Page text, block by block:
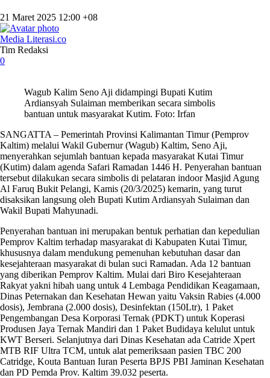
21 Maret 2025 12:00 +08
Media Literasi.co
Tim Redaksi
0
Wagub Kalim Seno Aji didampingi Bupati Kutim
Ardiansyah Sulaiman memberikan secara simbolis
bantuan untuk masyarakat Kutim. Foto: Irfan
SANGATTA – Pemerintah Provinsi Kalimantan Timur (Pemprov
Kaltim) melalui Wakil Gubernur (Wagub) Kaltim, Seno Aji,
menyerahkan sejumlah bantuan kepada masyarakat Kutai Timur
(Kutim) dalam agenda Safari Ramadan 1446 H. Penyerahan bantuan
tersebut dilakukan secara simbolis di pelataran indoor Masjid Agung
Al Faruq Bukit Pelangi, Kamis (20/3/2025) kemarin, yang turut
disaksikan langsung oleh Bupati Kutim Ardiansyah Sulaiman dan
Wakil Bupati Mahyunadi.
Penyerahan bantuan ini merupakan bentuk perhatian dan kepedulian
Pemprov Kaltim terhadap masyarakat di Kabupaten Kutai Timur,
khususnya dalam mendukung pemenuhan kebutuhan dasar dan
kesejahteraan masyarakat di bulan suci Ramadan. Ada 12 bantuan
yang diberikan Pemprov Kaltim. Mulai dari Biro Kesejahteraan
Rakyat yakni hibah uang untuk 4 Lembaga Pendidikan Keagamaan,
Dinas Peternakan dan Kesehatan Hewan yaitu Vaksin Rabies (4.000
dosis), Jembrana (2.000 dosis), Desinfektan (150Ltr), 1 Paket
Pengembangan Desa Korporasi Ternak (PDKT) untuk Koperasi
Produsen Jaya Ternak Mandiri dan 1 Paket Budidaya kelulut untuk
KWT Berseri. Selanjutnya dari Dinas Kesehatan ada Catride Xpert
MTB RIF Ultra TCM, untuk alat pemeriksaan pasien TBC 200
Catridge, Kouta Bantuan Iuran Peserta BPJS PBI Jaminan Kesehatan
dan PD Pemda Prov. Kaltim 39.032 peserta.